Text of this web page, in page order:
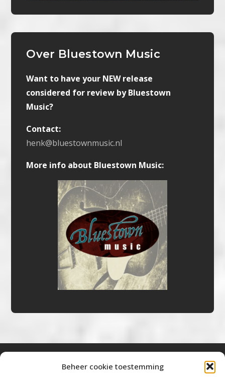
Beheer cookie toestemming
Over Bluestown Music
Want to have your NEW release
considered for review by Bluestown
Music?
Contact:
henk@bluestownmusic.nl
More info about Bluestown Music: